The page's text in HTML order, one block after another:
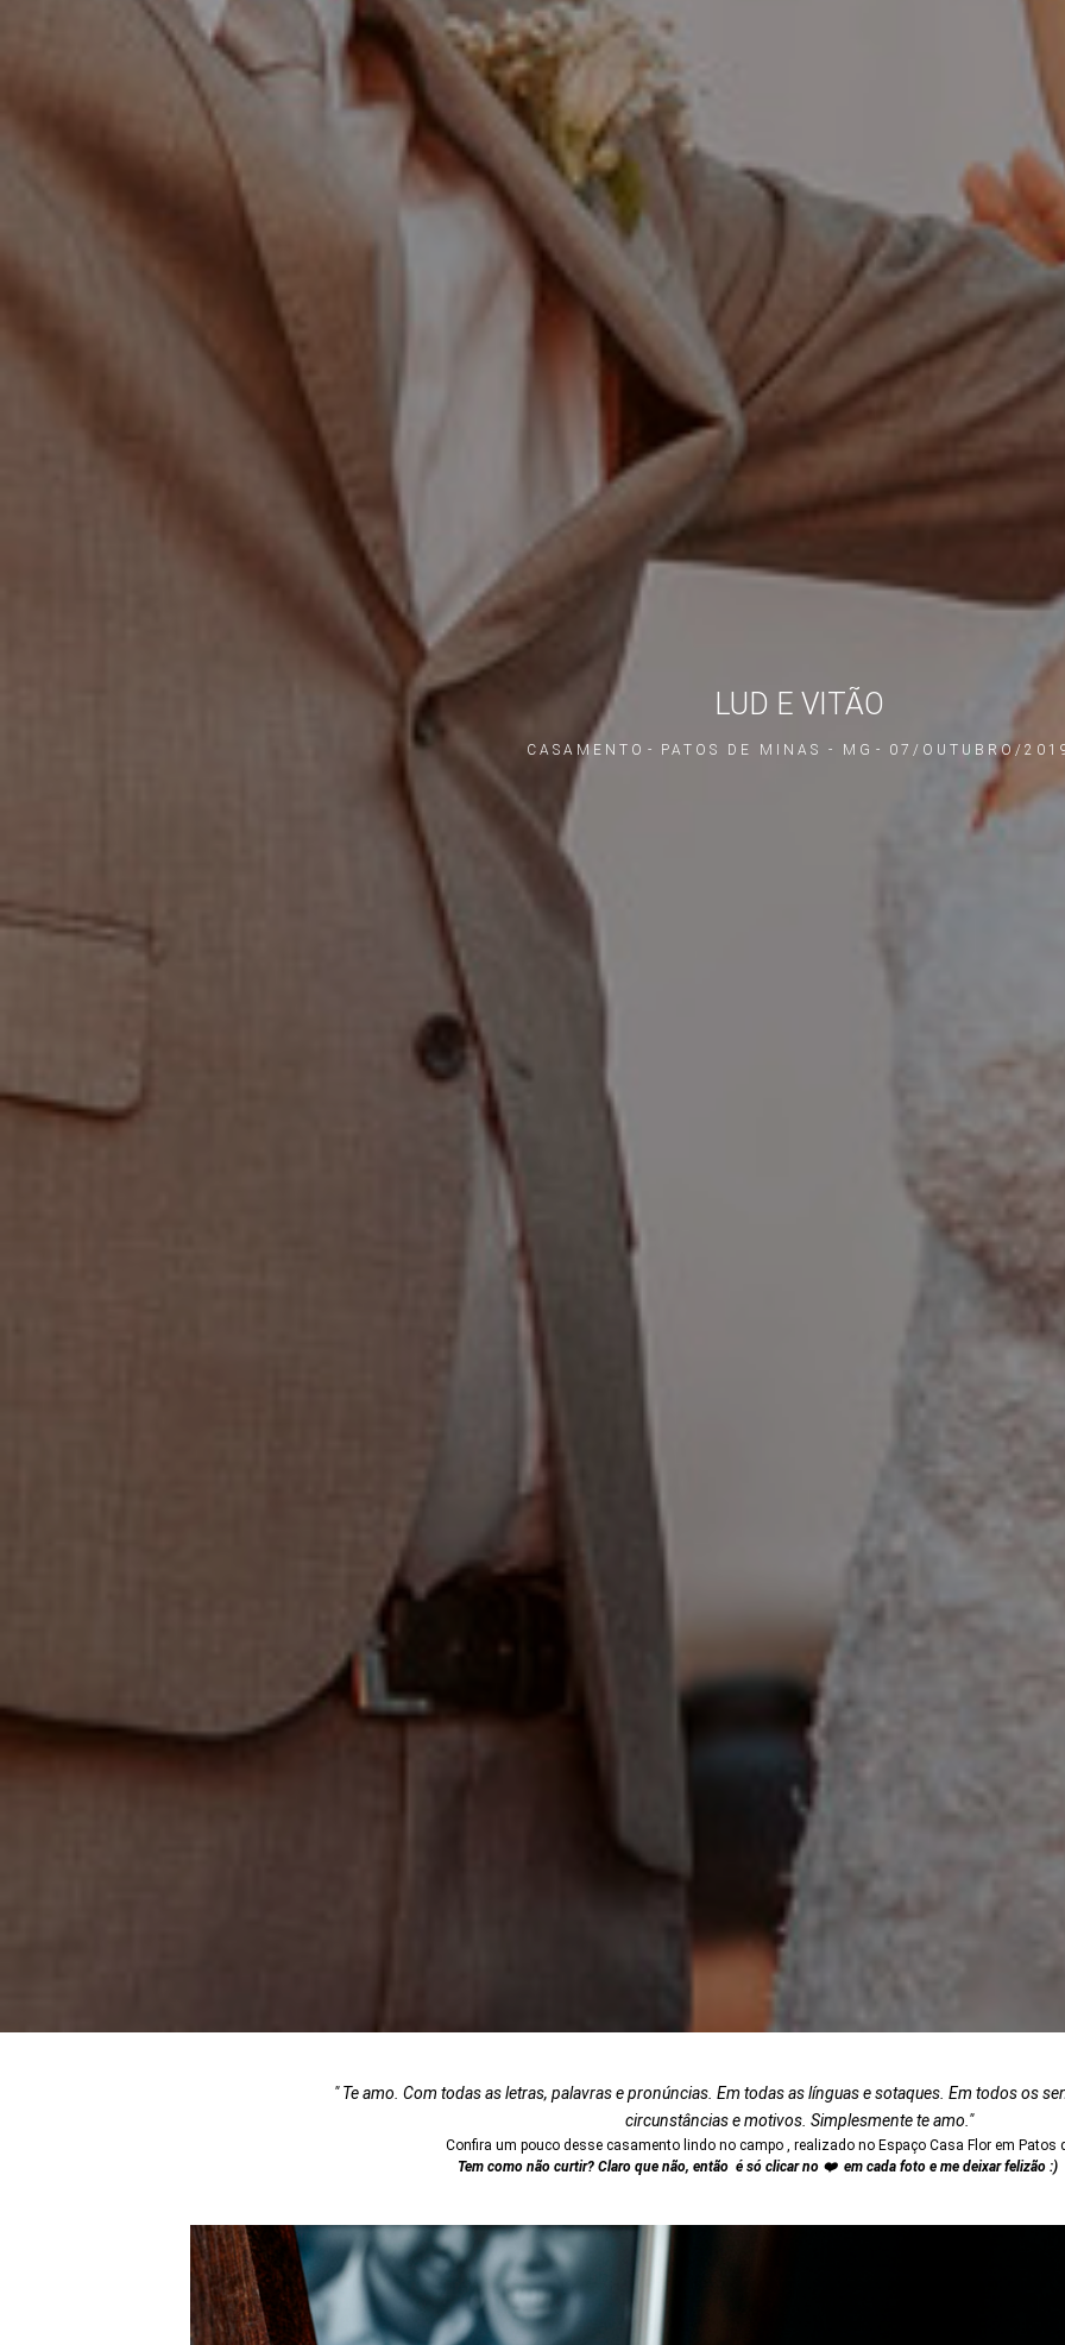
CASAMENTO PATOS DE MINAS - MG 07/OUTUBRO/
LUD E VITÃO
" Te amo. Com todas as letras, palavras e pronúncias. Em todas as línguas e sotaques. Em todos os
circunstâncias e motivos. Simplesmente te amo."
Confira um pouco desse casamento lindo no campo , realizado no Espaço Casa Flor em Patos
Tem como não curtir? Claro que não, então é só clicar no ❤️ em cada foto e me deixar felizão :)